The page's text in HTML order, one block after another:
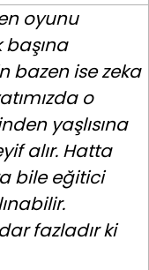
oyunu
bazen ise zeka
o
yaşlısına
alır. Hatta
bile eğitici
fazladır ki